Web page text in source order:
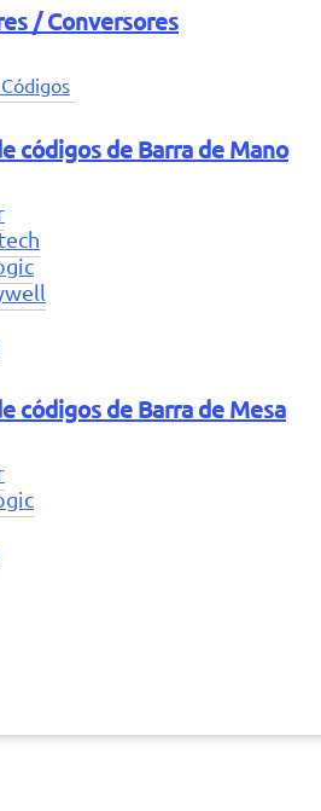
/ Conversores
códigos de Barra de Mano
códigos de Barra de Mesa